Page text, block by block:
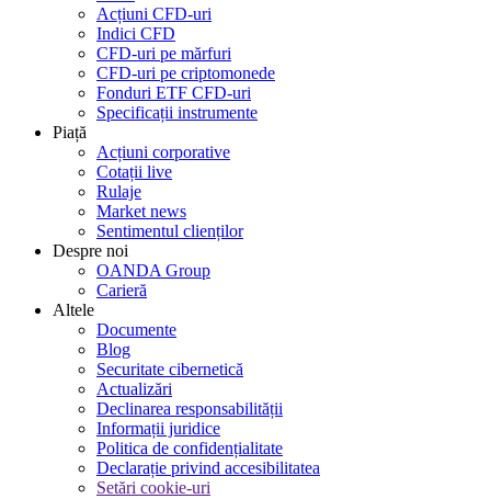
Acțiuni CFD-uri
Indici CFD
CFD-uri pe mărfuri
CFD-uri pe criptomonede
Fonduri ETF CFD-uri
Specificații instrumente
Piață
Acțiuni corporative
Cotații live
Rulaje
Market news
Sentimentul clienților
Despre noi
OANDA Group
Carieră
Altele
Documente
Blog
Securitate cibernetică
Actualizări
Declinarea responsabilității
Informații juridice
Politica de confidențialitate
Declarație privind accesibilitatea
Setări cookie-uri